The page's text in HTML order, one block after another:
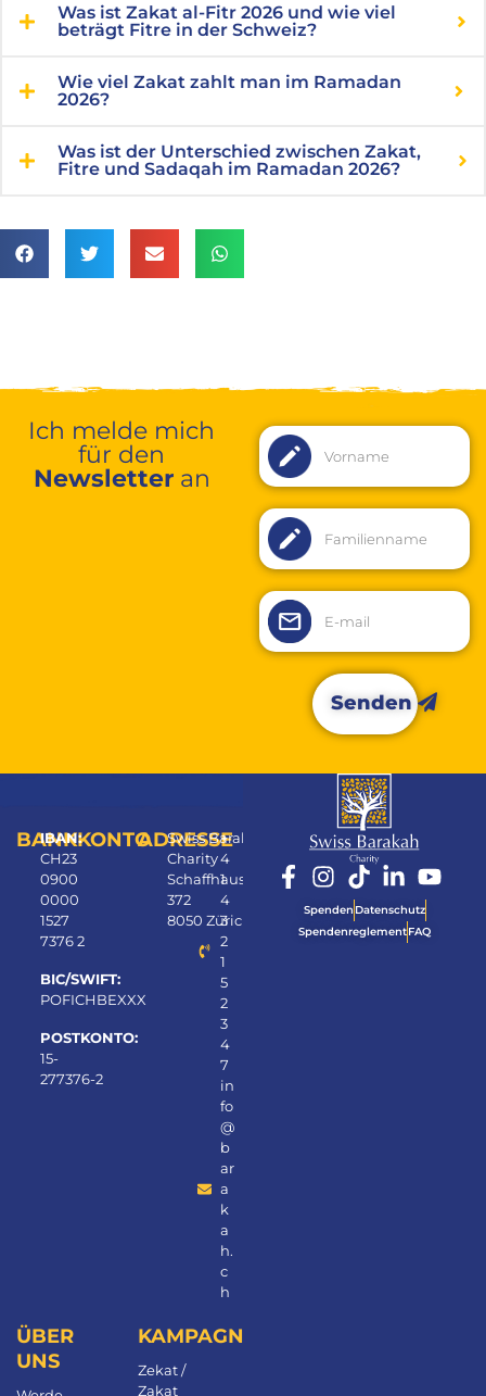
Was ist Zakat al-Fitr 2026 und wie viel
beträgt Fitre in der Schweiz?
Wie viel Zakat zahlt man im Ramadan
2026?
Was ist der Unterschied zwischen Zakat,
Fitre und Sadaqah im Ramadan 2026?
Ich melde mich
für den
Newsletteran
Senden
Alternative:
BANKKONTO
IBAN:
CH23
0900
0000
1527
7376 2
BIC/SWIFT:
POFICHBEXXX
POSTKONTO:
15-
277376-2
ADRESSE
Swiss Barakah
Charity
Schaffhauserstrasse
372
8050 Zürich
+
4
1
4
3
2
1
5
2
3
4
7
in
fo
@
b
ar
a
k
a
h.
c
h
ÜBER
UNS
KAMPAGNEN
Zekat /
Zakat
Spenden Datenschutz
SpendenreglementFAQ